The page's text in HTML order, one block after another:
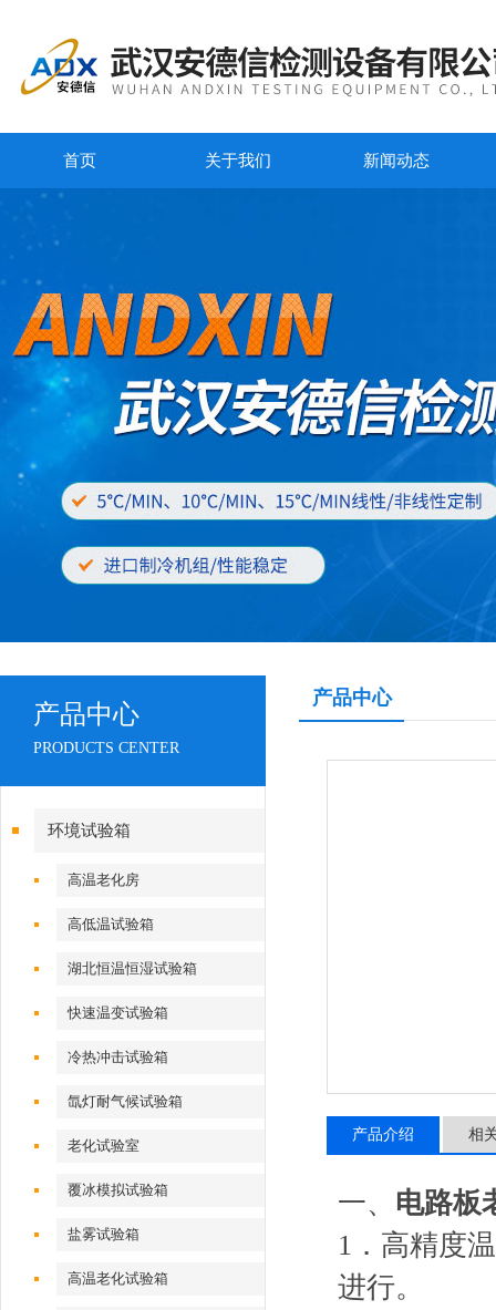
首页 关于我们 新闻动态
产品中心
PRODUCTS CENTER
环境试验箱
高温老化房
高低温试验箱
湖北恒温恒湿试验箱
快速温变试验箱
冷热冲击试验箱
氙灯耐气候试验箱
老化试验室
覆冰模拟试验箱
盐雾试验箱
高温老化试验箱
产品中心
产品介绍 相
一、 电路板
1．高精度
进行。